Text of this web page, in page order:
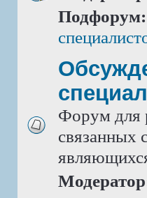
Подфорум:
Форум для
связанных